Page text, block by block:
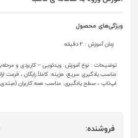
ویژگی‌های محصول
زمان آموزش : 2 دقیقه
توضیحات : نوع آموزش: ویدئویی – کاربردی و
مناسب یادگیری سریع، هزینه: کاملاً رایگان ، فرمت
لپ‌تاپ ، سطح یادگیری: مناسب همه کاربران (مبتدی
فروشنده: